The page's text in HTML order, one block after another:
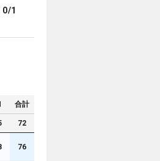
0/1
合計
72
76